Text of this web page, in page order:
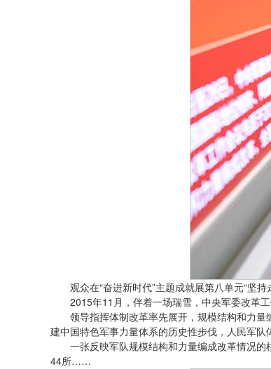
观众在“奋进新时代”主题成就展第八单元“坚
2015年11月，伴着一场瑞雪，中央军委改革
领导指挥体制改革率先展开，规模结构和力
建中国特色军事力量体系的历史性步伐，人民军队
一张反映军队规模结构和力量编成改革情况
44所……